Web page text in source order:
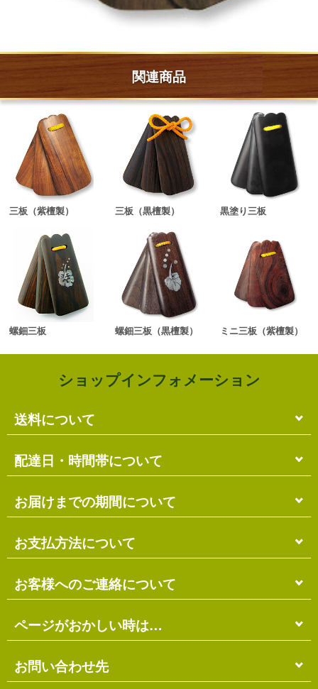
関連商品
三板（紫檀製） 三板（黒檀製） 黒塗り三板
螺鈿三板 螺鈿三板（黒檀製） ミニ三板（紫檀製）
ショップインフォメーション
送料について
単品のみの場合
各商品に記載の送料となります。
複数商品の場合
ます。
送料には梱包料も含まれています。
※ショッピングカートの仕組み上、送料が正しく計算
されない場合があります。
※商品の組み合わせによっては別梱包となり、送料が
別途必要となる場合があります。
※上記の際は、自動返信メール以降に改めて正しい送
料をお知らせします。
配達日・時間帯について
配達日・配達時間帯のご指定は出来ません。
お届け先に投函される「ご不在連絡票」より再配達希
望日・時間帯のご指定が可能ですので、こちらをご利
用ください。
お届けまでの期間について
在庫がある場合
ご注文確認日より3営業日以内の発送となります。
離島の場合、上記以上にお時間がかかる場合がありま
す。
品発送予定」メールにてご確認ください。
在庫切れの場合
別途、納期のご連絡をさせていただきます。
お支払方法について
代金引換（＋400円）
商品配送時に配送員にお支払い下さい。
銀行振込（先払い）
口座は琉球銀行のみ
※ゆうちょ銀行でのお取り扱いは出来ません
お客様へのご連絡について
受注・確認・発送・修理など
各発生日より2営業日以内にメール・お電話にてご連
※定休日にはご連絡を行っておりません。予めご了承
ください。
ページがおかしい時は…
当店のホームページは店主がHTMLとCSSを手打ちで
作ったページのため…
お問い合わせ先